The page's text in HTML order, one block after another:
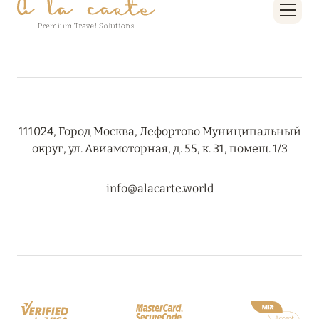
27 сентября 2024
RIXOS PREMIUM SAADIYAT ISLAND ABU DHABI:
КОНЦЕПЦИЯ «ВСЁ ВКЛЮЧЕНО – ВСЁ
Подробнее
111024, Город Москва, Лефортово Муниципальный
округ, ул. Авиамоторная, д. 55, к. 31, помещ. 1/3
info@alacarte.world